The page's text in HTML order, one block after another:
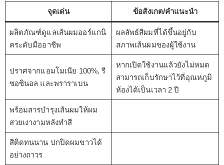
จุดเด่น ข้อสังเกต/คำแนะนำ
ผลิตภัณฑ์ดูแลเส้นผมออร์แกนิ
คระดับมืออาชีพ
ผลลัพธ์สีผมที่ได้ขึ้นอยู่กับ
สภาพเส้นผมของผู้ใช้งาน
ปราศจากแอมโมเนีย 100%, รี
ซอซินอล และพราราเบน
หากเปิดใช้งานแล้วยังไม่หมด
สามารถเก็บรักษาไว้ที่อุณหภูมิ
ห้องได้เป็นเวลา 2 ปี
พร้อมสารบำรุงเส้นผมให้ผม
สวยเงางามหลังทำสี
สีติดทนนาน ปกปิดผมขาวได้
อย่างถาวร